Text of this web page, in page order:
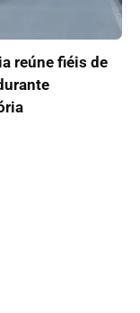
reúne fiéis de